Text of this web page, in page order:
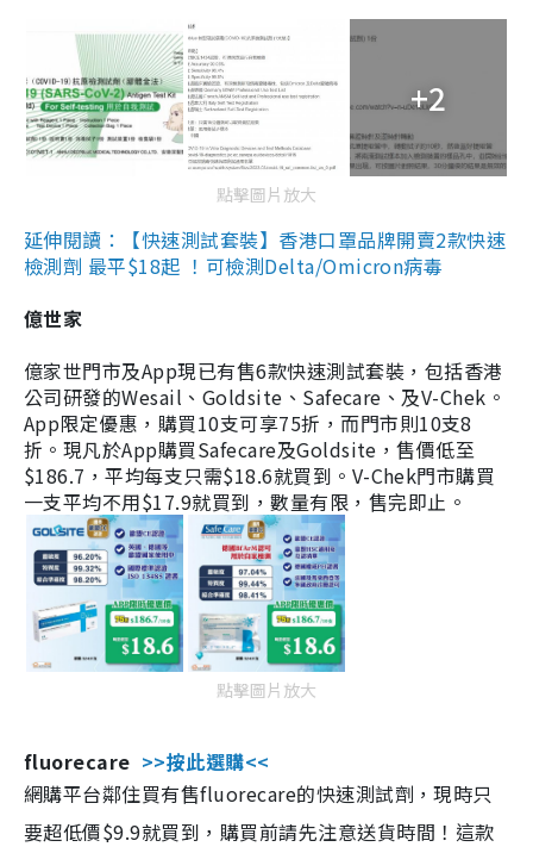
+2
點擊圖片放大
延伸閱讀：【快速測試套裝】香港口罩品牌開賣2款快速
檢測劑 最平$18起 ！可檢測Delta/Omicron病毒
億世家
億家世門市及App現已有售6款快速測試套裝，包括香港
公司研發的Wesail、Goldsite、Safecare、及V-Chek。
App限定優惠，購買10支可享75折，而門市則10支8
折。現凡於App購買Safecare及Goldsite，售價低至
$186.7，平均每支只需$18.6就買到。V-Chek門市購買
一支平均不用$17.9就買到，數量有限，售完即止。
點擊圖片放大
fluorecare >>按此選購<<
網購平台鄰住買有售fluorecare的快速測試劑，現時只
要超低價$9.9就買到，購買前請先注意送貨時間！這款